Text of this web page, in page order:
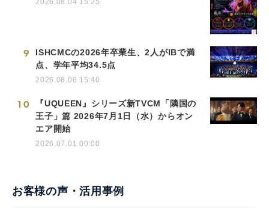
2026.08.04 15:25
9
ISHCMCの2026年卒業生、2人がIBで満
点、学年平均34.5点
2026.08.06 15:40
10
『UQUEEN』シリーズ新TVCM「隣国の
王子」篇 2026年7月1日（水）からオン
エア開始
2026.07.01 00:00
お客様の声・活用事例